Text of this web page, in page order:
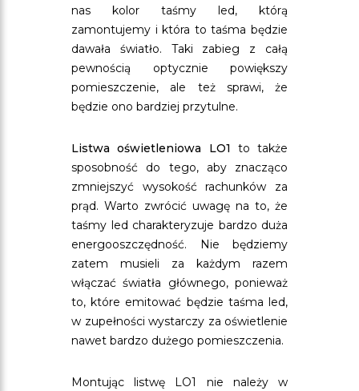
nas kolor taśmy led, którą
zamontujemy i która to taśma będzie
dawała światło. Taki zabieg z całą
pewnością optycznie powiększy
pomieszczenie, ale też sprawi, że
będzie ono bardziej przytulne.
Listwa oświetleniowa LO1 to także
sposobność do tego, aby znacząco
zmniejszyć wysokość rachunków za
prąd. Warto zwrócić uwagę na to, że
taśmy led charakteryzuje bardzo duża
energooszczędność. Nie będziemy
zatem musieli za każdym razem
włączać światła głównego, ponieważ
to, które emitować będzie taśma led,
w zupełności wystarczy za oświetlenie
nawet bardzo dużego pomieszczenia.
Montując listwę LO1 nie należy w